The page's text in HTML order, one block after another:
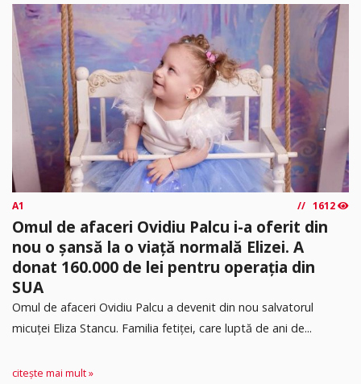
A1 1612
Omul de afaceri Ovidiu Palcu i-a oferit din
nou o șansă la o viață normală Elizei. A
donat 160.000 de lei pentru operația din
SUA
Omul de afaceri Ovidiu Palcu a devenit din nou salvatorul
micuței Eliza Stancu. Familia fetiței, care luptă de ani de...
citește mai mult »